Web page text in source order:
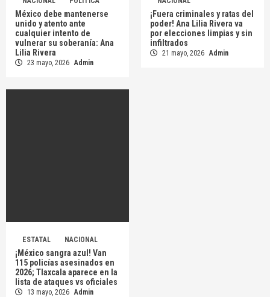
México debe mantenerse
unido y atento ante
cualquier intento de
vulnerar su soberanía: Ana
Lilia Rivera
23 mayo, 2026 Admin
¡Fuera criminales y ratas del
poder! Ana Lilia Rivera va
por elecciones limpias y sin
infiltrados
21 mayo, 2026 Admin
ESTATAL NACIONAL
¡México sangra azul! Van
115 policías asesinados en
2026; Tlaxcala aparece en la
lista de ataques vs oficiales
13 mayo, 2026 Admin